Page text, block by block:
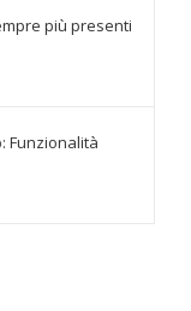
più presenti
Funzionalità